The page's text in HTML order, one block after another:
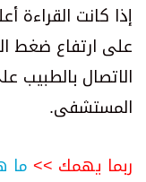
على ارتفاع ضغط
الاتصال بالطبيب
المستشفى.
ربما يهمك >> ما